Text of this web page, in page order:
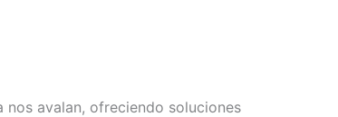
nos avalan, ofreciendo soluciones